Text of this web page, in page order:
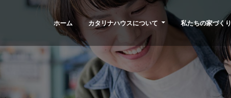
ホーム カタリナハウスについて 私たちの家づくり